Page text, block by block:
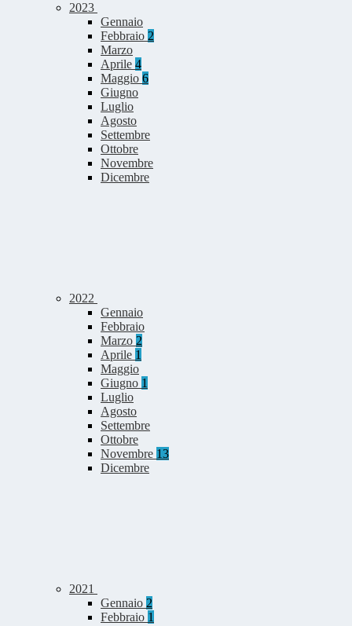
2023
Gennaio
Febbraio 2
Marzo
Aprile 4
Maggio 6
Giugno
Luglio
Agosto
Settembre
Ottobre
Novembre
Dicembre
2022
Gennaio
Febbraio
Marzo 2
Aprile 1
Maggio
Giugno 1
Luglio
Agosto
Settembre
Ottobre
Novembre 13
Dicembre
2021
Gennaio 2
Febbraio 1